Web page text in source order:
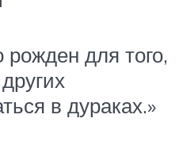
рожден для того,
в дураках.»